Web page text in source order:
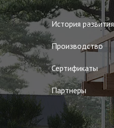
История развития
Производство
Сертификаты
Партнеры